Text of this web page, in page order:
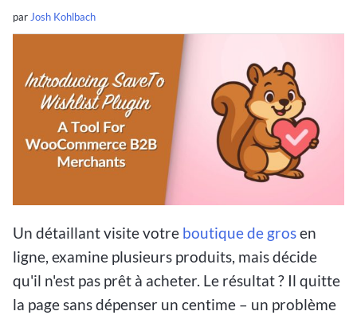
par Josh Kohlbach
Un détaillant visite votre boutique de grosen
ligne, examine plusieurs produits, mais décide
qu'il n'est pas prêt à acheter. Le résultat ? Il quitte
la page sans dépenser un centime – un problème